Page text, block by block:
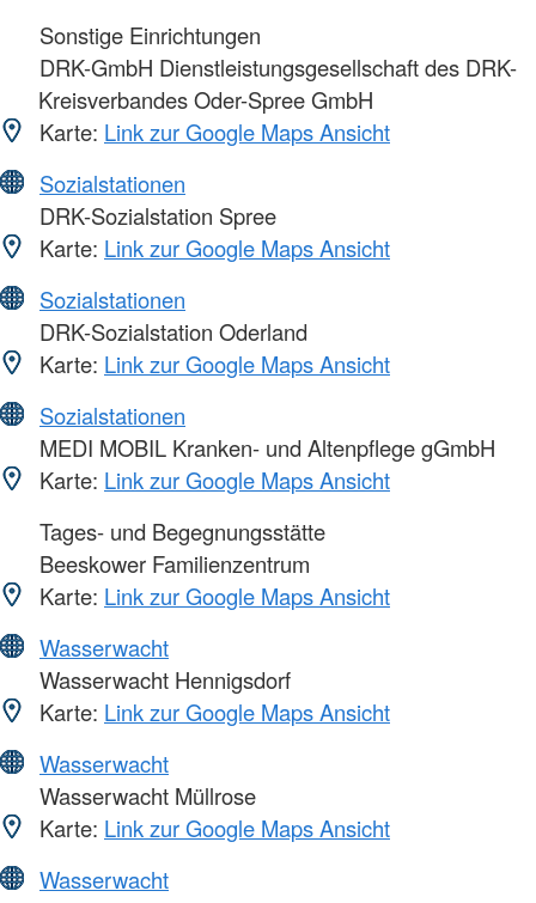
Sonstige Einrichtungen
DRK-GmbH Dienstleistungsgesellschaft des DRK-
Kreisverbandes Oder-Spree GmbH
Karte: Link zur Google Maps Ansicht
Sozialstationen
DRK-Sozialstation Spree
Karte: Link zur Google Maps Ansicht
Sozialstationen
DRK-Sozialstation Oderland
Karte: Link zur Google Maps Ansicht
Sozialstationen
MEDI MOBIL Kranken- und Altenpflege gGmbH
Karte: Link zur Google Maps Ansicht
Tages- und Begegnungsstätte
Beeskower Familienzentrum
Karte: Link zur Google Maps Ansicht
Wasserwacht
Wasserwacht Hennigsdorf
Karte: Link zur Google Maps Ansicht
Wasserwacht
Wasserwacht Müllrose
Karte: Link zur Google Maps Ansicht
Wasserwacht